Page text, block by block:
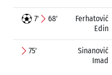
7' 68'
Ferhatović
Edin
75'
Sinanović
Imad